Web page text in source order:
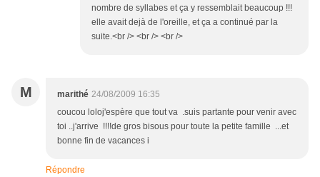
nombre de syllabes et ça y ressemblait beaucoup !!!
elle avait dejà de l'oreille, et ça a continué par la
suite.<br /> <br /> <br />
M marithé 24/08/2009 16:35
coucou loloj'espère que tout va .suis partante pour venir avec
toi ..j'arrive !!!!de gros bisous pour toute la petite famille ...et
bonne fin de vacances i
Répondre